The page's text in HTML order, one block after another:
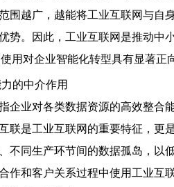
围越广，越能将工业互联网与自
势。因此，工业互联网是推动中
使用对企业智能化转型具有显著正
的中介作用
企业对各类数据资源的高效整合
联是工业互联网的重要特征，更
不同生产环节间的数据孤岛，以
作和客户关系过程中使用工业互